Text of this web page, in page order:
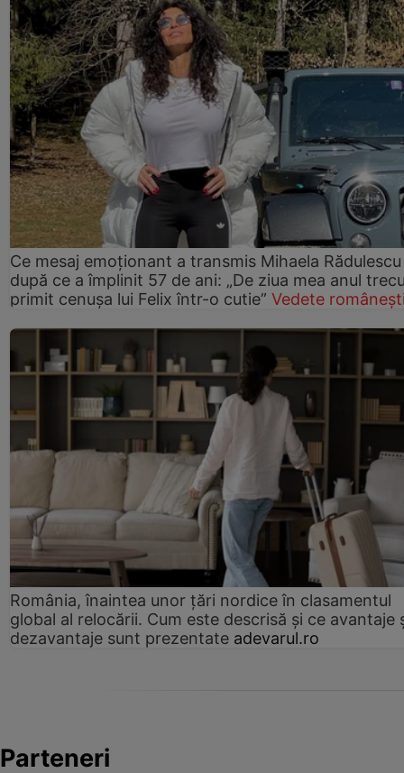
Ce mesaj emoționant a transmis Mihaela Rădulescu
după ce a împlinit 57 de ani: „De ziua mea anul
primit cenușa lui Felix într-o cutie” Vedete
România, înaintea unor țări nordice în clasamentul
global al relocării. Cum este descrisă și ce avantaje
dezavantaje sunt prezentate adevarul.ro
Parteneri